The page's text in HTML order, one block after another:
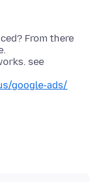
From there
see
google-ads/